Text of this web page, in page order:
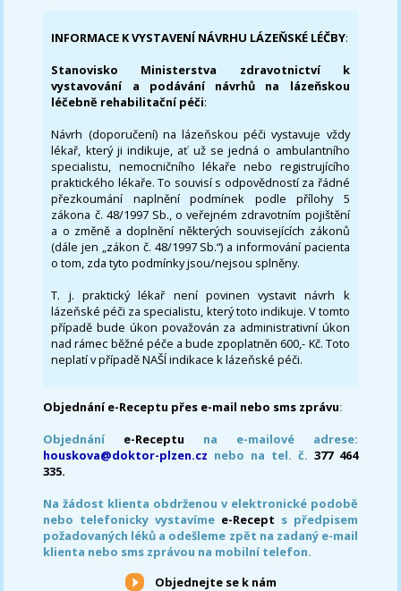
INFORMACE K VYSTAVENÍ NÁVRHU LÁZEŇSKÉ LÉČBY:
Stanovisko Ministerstva zdravotnictví k
vystavování a podávání návrhů na lázeňskou
léčebně rehabilitační péči:
Návrh (doporučení) na lázeňskou péči vystavuje vždy
lékař, který ji indikuje, ať už se jedná o ambulantního
specialistu, nemocničního lékaře nebo registrujícího
praktického lékaře. To souvisí s odpovědností za řádné
přezkoumání naplnění podmínek podle přílohy 5
zákona č. 48/1997 Sb., o veřejném zdravotním pojištění
a o změně a doplnění některých souvisejících zákonů
(dále jen „zákon č. 48/1997 Sb.“) a informování pacienta
o tom, zda tyto podmínky jsou/nejsou splněny.
T. j. praktický lékař není povinen vystavit návrh k
lázeňské péči za specialistu, který toto indikuje. V tomto
případě bude úkon považován za administrativní úkon
nad rámec běžné péče a bude zpoplatněn 600,- Kč. Toto
neplatí v případě NAŠÍ indikace k lázeňské péči.
Objednání e-Receptu přes e-mail nebo sms zprávu:
Objednání e-Receptu na e-mailové adrese:
houskova@doktor-plzen.cz nebo na tel. č. 377 464
335.
Na žádost klienta obdrženou v elektronické podobě
nebo telefonicky vystavíme e-Recept s předpisem
požadovaných léků a odešleme zpět na zadaný e-mail
klienta nebo sms zprávou na mobilní telefon.
Objednejte se k nám